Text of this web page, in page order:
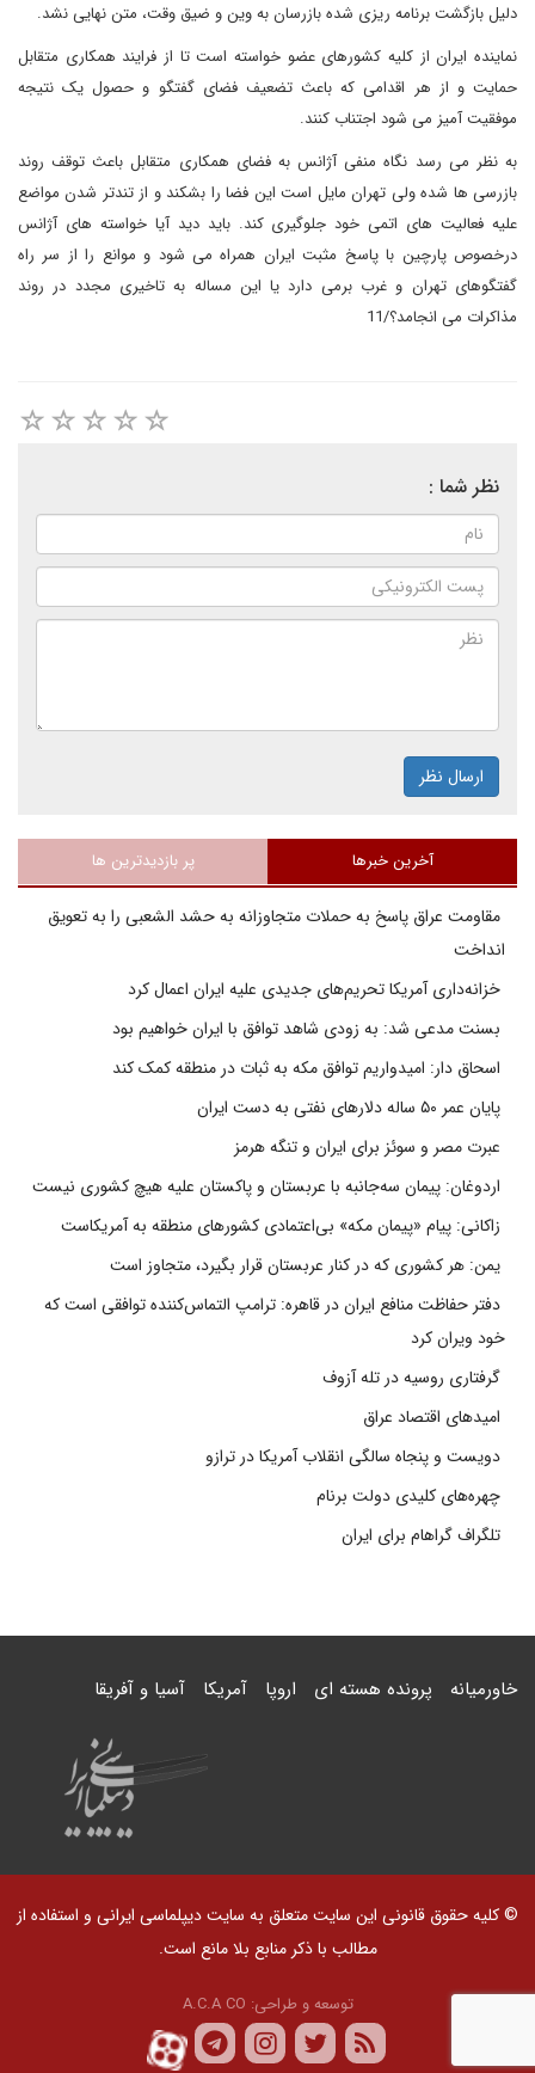
دلیل بازگشت برنامه ریزی شده بازرسان به وین و ضیق وقت، متن نهایی نشد.
نماینده ایران از کلیه کشورهای عضو خواسته است تا از فرایند همکاری متقابل
حمایت و از هر اقدامی که باعث تضعیف فضای گفتگو و حصول یک نتیجه
موفقیت آمیز می شود اجتناب کنند.
به نظر می رسد نگاه منفی آژانس به فضای همکاری متقابل باعث توقف روند
بازرسی ها شده ولی تهران مایل است این فضا را بشکند و از تندتر شدن مواضع
علیه فعالیت های اتمی خود جلوگیری کند. باید دید آیا خواسته های آژانس
درخصوص پارچین با پاسخ مثبت ایران همراه می شود و موانع را از سر راه
گفتگوهای تهران و غرب برمی دارد یا این مساله به تاخیری مجدد در روند
مذاکرات می انجامد؟/11
نظر شما :
ارسال نظر
آخرین خبرها پر بازدیدترین ها
مقاومت عراق پاسخ به حملات متجاوزانه به حشد الشعبی را به تعویق
انداخت
خزانه‌داری آمریکا تحریم‌های جدیدی علیه ایران اعمال کرد
بسنت مدعی شد: به زودی شاهد توافق با ایران خواهیم بود
اسحاق دار: امیدواریم توافق مکه به ثبات در منطقه کمک کند
پایان عمر ۵۰ ساله دلارهای نفتی به دست ایران
عبرت مصر و سوئز برای ایران و تنگه هرمز
اردوغان: پیمان سه‌جانبه با عربستان و پاکستان علیه هیچ کشوری نیست
زاکانی: پیام «پیمان مکه» بی‌اعتمادی کشورهای منطقه به آمریکاست
یمن: هر کشوری که در کنار عربستان قرار بگیرد، متجاوز است
دفتر حفاظت منافع ایران در قاهره: ترامپ التماس‌کننده توافقی است که
خود ویران کرد
گرفتاری روسیه در تله آزوف
امیدهای اقتصاد عراق
دویست و پنجاه سالگی انقلاب آمریکا در ترازو
چهره‌های کلیدی دولت برنام
تلگراف گراهام برای ایران
خاورمیانه پرونده هسته ای اروپا آمریکا آسیا و آفریقا
© کلیه حقوق قانونی این سایت متعلق به سایت دیپلماسی ایرانی و استفاده از
مطالب با ذکر منابع بلا مانع است.
توسعه و طراحی: A.C.A CO